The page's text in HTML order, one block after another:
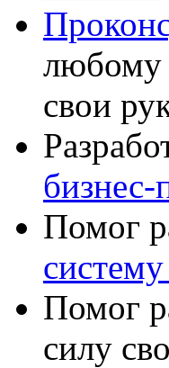
любому
свои
бизнес-
Помог
Помог
силу